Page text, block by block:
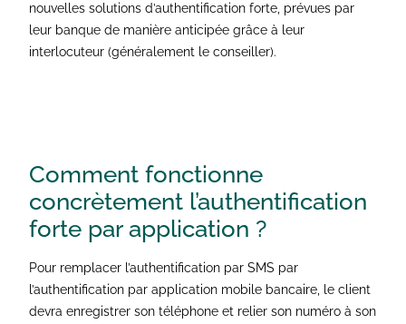
nouvelles solutions d’authentification forte, prévues par
leur banque de manière anticipée grâce à leur
interlocuteur (généralement le conseiller).
Comment fonctionne
concrètement l’authentification
forte par application ?
Pour remplacer l’authentification par SMS par
l’authentification par application mobile bancaire, le client
devra enregistrer son téléphone et relier son numéro à son